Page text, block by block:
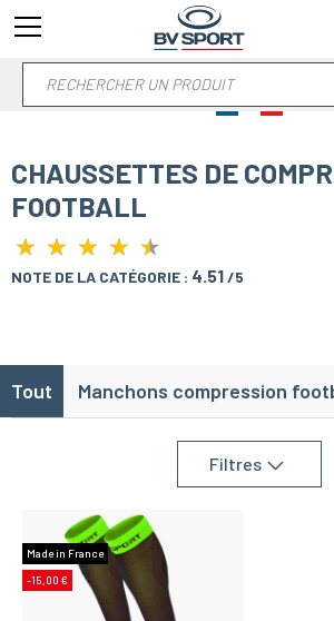
CHAUSSETTES DE
FOOTBALL
★ ★ ★ ★ ★
★ ★ ★ ★ ★
NOTE DE LA CATÉGORIE : 4.51/5
Tout Manchons compression
Filtres
Made in France
-15,00 €